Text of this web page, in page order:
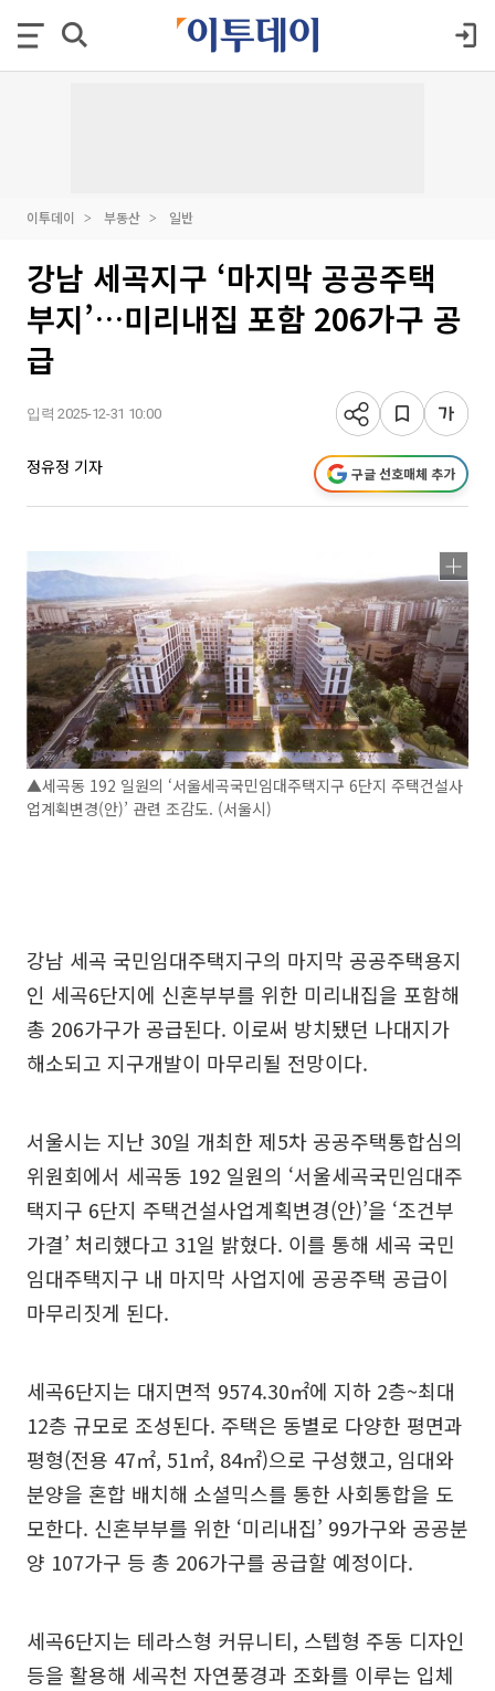
이투데이 부동산 일반
강남 세곡지구 ‘마지막 공공주택
부지’…미리내집 포함 206가구 공
급
입력 2025-12-31 10:00
정유정 기자 구글 선호매체 추가
▲세곡동 192 일원의 ‘서울세곡국민임대주택지구 6단지 주택건설사
업계획변경(안)’ 관련 조감도. (서울시)
강남 세곡 국민임대주택지구의 마지막 공공주택용지
인 세곡6단지에 신혼부부를 위한 미리내집을 포함해
총 206가구가 공급된다. 이로써 방치됐던 나대지가
해소되고 지구개발이 마무리될 전망이다.
서울시는 지난 30일 개최한 제5차 공공주택통합심의
위원회에서 세곡동 192 일원의 ‘서울세곡국민임대주
택지구 6단지 주택건설사업계획변경(안)’을 ‘조건부
가결’ 처리했다고 31일 밝혔다. 이를 통해 세곡 국민
임대주택지구 내 마지막 사업지에 공공주택 공급이
마무리짓게 된다.
세곡6단지는 대지면적 9574.30㎡에 지하 2층~최대
12층 규모로 조성된다. 주택은 동별로 다양한 평면과
평형(전용 47㎡, 51㎡, 84㎡)으로 구성했고, 임대와
분양을 혼합 배치해 소셜믹스를 통한 사회통합을 도
모한다. 신혼부부를 위한 ‘미리내집’ 99가구와 공공분
양 107가구 등 총 206가구를 공급할 예정이다.
세곡6단지는 테라스형 커뮤니티, 스텝형 주동 디자인
등을 활용해 세곡천 자연풍경과 조화를 이루는 입체